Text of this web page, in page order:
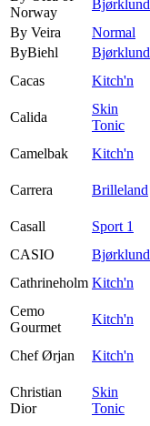
Norway
Bjørklund
By Veira
Normal
ByBiehl
Bjørklund
Cacas
Kitch'n
Calida
Skin
Tonic
Camelbak
Kitch'n
Carrera
Brilleland
Casall
Sport 1
CASIO
Bjørklund
Cathrineholm Kitch'n
Cemo
Gourmet
Kitch'n
Chef Ørjan
Kitch'n
Christian
Dior
Skin
Tonic